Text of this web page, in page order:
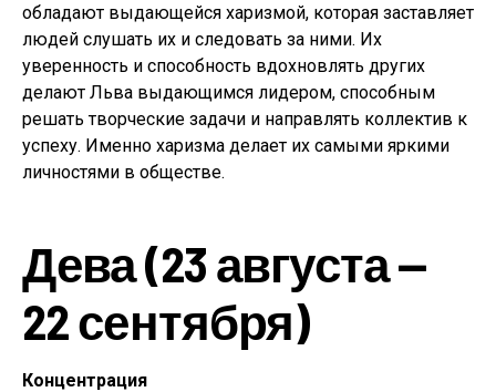
обладают выдающейся харизмой, которая заставляет
людей слушать их и следовать за ними. Их
уверенность и способность вдохновлять других
делают Льва выдающимся лидером, способным
решать творческие задачи и направлять коллектив к
успеху. Именно харизма делает их самыми яркими
личностями в обществе.
Дева (23 августа —
22 сентября)
Концентрация